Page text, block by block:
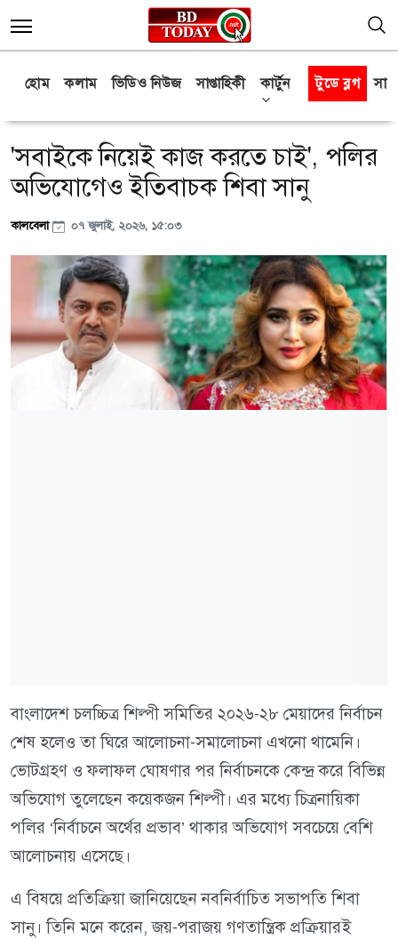
হোম কলাম ভিডিও নিউজ সাপ্তাহিকী কার্টুন টুডে ব্লগ
'সবাইকে নিয়েই কাজ করতে চাই', পলির
অভিযোগেও ইতিবাচক শিবা সানু
কালবেলা ০৭ জুলাই, ২০২৬, ১৫:০৩
বাংলাদেশ চলচ্চিত্র শিল্পী সমিতির ২০২৬-২৮ মেয়াদের নির্বাচন
শেষ হলেও তা ঘিরে আলোচনা-সমালোচনা এখনো থামেনি।
ভোটগ্রহণ ও ফলাফল ঘোষণার পর নির্বাচনকে কেন্দ্র করে বিভিন্ন
অভিযোগ তুলেছেন কয়েকজন শিল্পী। এর মধ্যে চিত্রনায়িকা
পলির ‘নির্বাচনে অর্থের প্রভাব’ থাকার অভিযোগ সবচেয়ে বেশি
আলোচনায় এসেছে।
এ বিষয়ে প্রতিক্রিয়া জানিয়েছেন নবনির্বাচিত সভাপতি শিবা
সানু। তিনি মনে করেন, জয়-পরাজয় গণতান্ত্রিক প্রক্রিয়ারই